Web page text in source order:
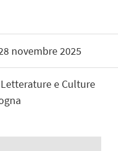
novembre 2025
e Culture